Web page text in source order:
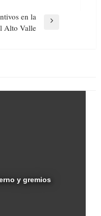
en la
Alto Valle
y gremios